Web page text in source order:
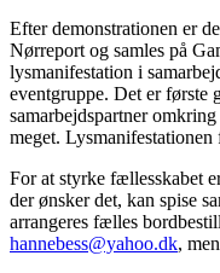
Efter demonstrationen er
Nørreport og samles på
lysmanifestation i
eventgruppe. Det er første
samarbejdspartner
meget.
For at styrke fællesskabet
der ønsker det, kan spise
arrangeres fælles
hannebess@yahoo.dk,